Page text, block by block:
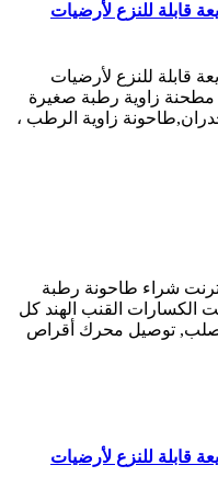
قابلة للنزع لأرضيات
قابلة للنزع لأرضيات
الجدران, Find Complete Details about مطحنة زاوية رطبة صغيرة
زاوية الرطب ،
شراء طاحونة رطبة
الكسارات القنب الهند كل
توصيل محرك أقراص
قابلة للنزع لأرضيات